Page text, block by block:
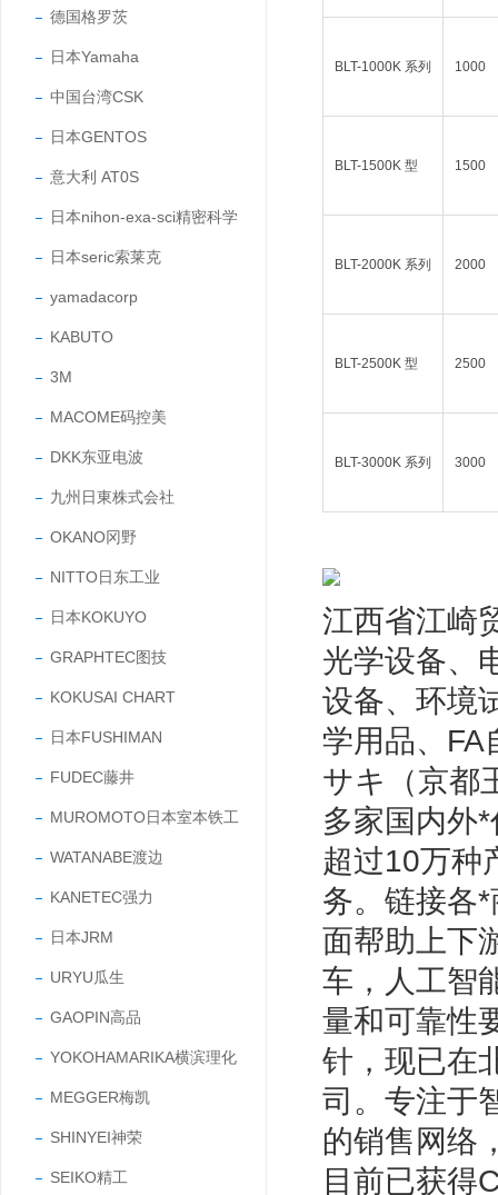
德国格罗茨
日本Yamaha
中国台湾CSK
日本GENTOS
意大利 AT0S
日本nihon-exa-sci精密科学
日本seric索莱克
yamadacorp
KABUTO
3M
MACOME码控美
DKK东亚电波
九州日東株式会社
OKANO冈野
NITTO日东工业
日本KOKUYO
GRAPHTEC图技
KOKUSAI CHART
日本FUSHIMAN
FUDEC藤井
MUROMOTO日本室本铁工
WATANABE渡边
KANETEC强力
日本JRM
URYU瓜生
GAOPIN高品
YOKOHAMARIKA横滨理化
MEGGER梅凯
SHINYEI神荣
SEIKO精工
BLT-1000K 系列 1000
BLT-1500K 型 1500
BLT-2000K 系列 2000
BLT-2500K 型 2500
BLT-3000K 系列 3000
江西省江崎
光学设备、
设备、环境
学用品、FA
サキ（京都
多家国内外
超过10万种
务。链接各
面帮助上下
车，人工智
量和可靠性
针，现已在
司。专注于
的销售网络
目前已获得